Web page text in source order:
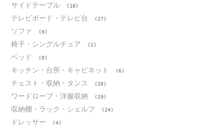
サイドテーブル (18)
テレビボード・テレビ台 (27)
ソファ (0)
椅子・シングルチェア (1)
ベッド (0)
キッチン・台所・キャビネット (6)
チェスト・収納・タンス (20)
ワードローブ・洋服収納 (19)
収納棚・ラック・シェルフ (24)
ドレッサー (4)